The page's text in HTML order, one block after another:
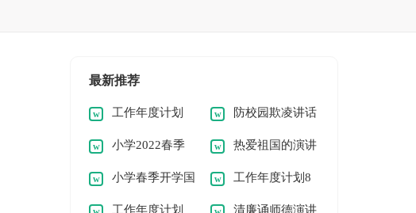
最新推荐
工作年度计划
【精选9篇】
防校园欺凌讲话
稿通用
小学2022春季
开学国旗下讲话稿
热爱祖国的演讲
稿范文
小学春季开学国 工作年度计划8
工作年度计划 清廉诵师德演讲